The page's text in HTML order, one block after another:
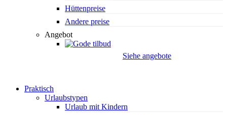
Hüttenpreise
Andere preise
Angebot
Siehe angebote
Praktisch
Urlaubstypen
Urlaub mit Kindern